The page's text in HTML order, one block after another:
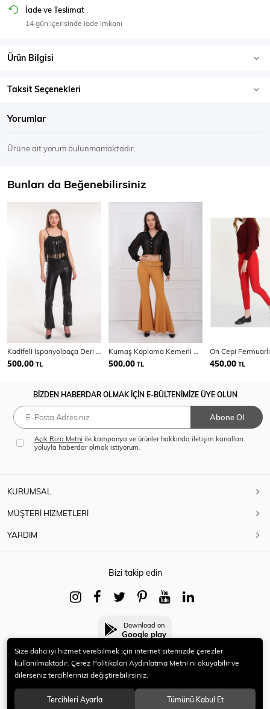
İade ve Teslimat
14 gün içerisinde iade imkanı
Ürün Bilgisi
Taksit Seçenekleri
Yorumlar
Ürüne ait yorum bulunmamaktadır.
Bunları da Beğenebilirsiniz
500,00 TL 500,00 TL 450,00 TL
BİZDEN HABERDAR OLMAK İÇİN E-BÜLTENİMİZE ÜYE OLUN
Abone Ol
Açık Rıza Metni ile kampanya ve ürünler hakkında iletişim kanalları
yoluyla haberdar olmak istiyorum.
KURUMSAL
MÜŞTERİ HİZMETLERİ
YARDIM
Bizi takip edin
Download on
Google play
© 2021 HERYENİ. Tüm hakları saklıdır.
Size daha iyi hizmet verebilmek için internet sitemizde çerezler
kullanılmaktadır. Çerez Politikaları Aydınlatma Metni’ni okuyabilir ve
dilerseniz tercihlerinizi değiştirebilirsiniz.
Tercihleri Ayarla Tümünü Kabul Et